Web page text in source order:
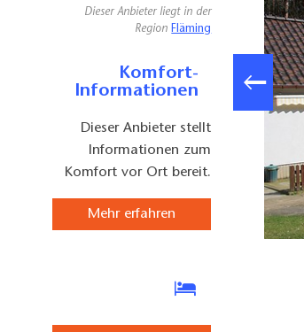
Dieser Anbieter liegt in der
Region Fläming
Komfort-
Informationen
Dieser Anbieter stellt
Informationen zum
Komfort vor Ort bereit.
Mehr erfahren